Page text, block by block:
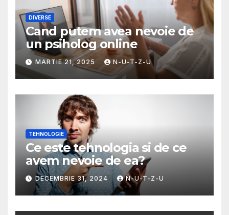
DIVERSE
Cand putem avea nevoie de
un psiholog online
MARTIE 21, 2025 N-U-T-Z-U
TEHNOLOGIE
Ce este tehnologia si de ce
avem nevoie de ea?
DECEMBRIE 31, 2024 N-U-T-Z-U